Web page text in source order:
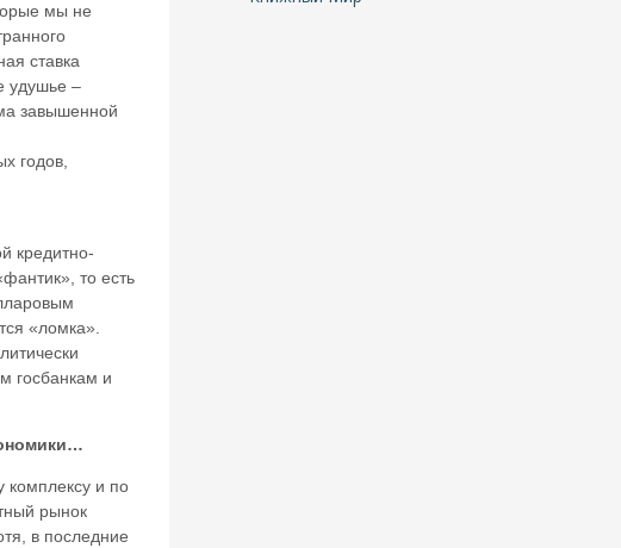
мы не
ставка
удушье –
завышенной
годов,
кредитно-
то есть
«ломка».
госбанкам и
и по
рынок
в последние